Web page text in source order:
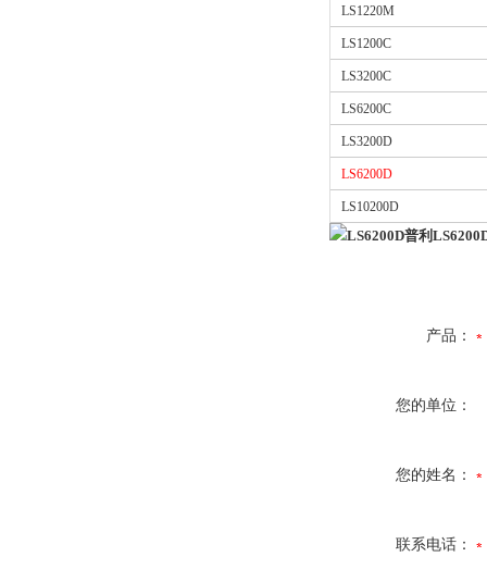
LS1220M
LS1200C
LS3200C
LS6200C
LS3200D
LS6200D
LS10200D
LS6200D普利
产品：
您的单位：
您的姓名：
联系电话：